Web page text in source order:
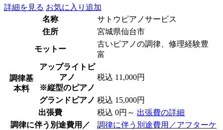
詳細を見る お気に入り追加
名称
サトウピアノサービス
住所
宮城県仙台市
モットー
古いピアノの調律、修理経験豊
富
調律基
本料
アップライトピ
アノ
※縦型のピアノ
税込 11,000円
グランドピアノ 税込 15,000円
出張費
税込 0円～ 出張費の詳細
調律に伴う別途費用／
調律に伴う別途費用／アフターケ